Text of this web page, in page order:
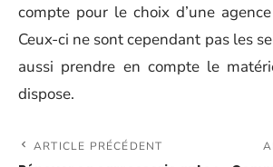
compte pour le choix d’une
Ceux-ci ne sont cependant pas les
aussi prendre en compte le
dispose.
ARTICLE PRÉCÉDENT